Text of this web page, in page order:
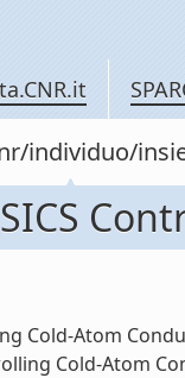
individuo/
Cold-Atom
Cold-Atom